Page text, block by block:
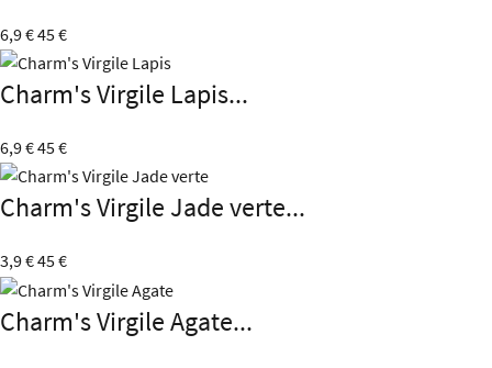
6,9 €45 €
Charm's Virgile Lapis...
6,9 €45 €
Charm's Virgile Jade verte...
3,9 €45 €
Charm's Virgile Agate...